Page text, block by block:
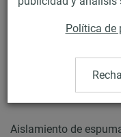
Política de
Aislamiento de